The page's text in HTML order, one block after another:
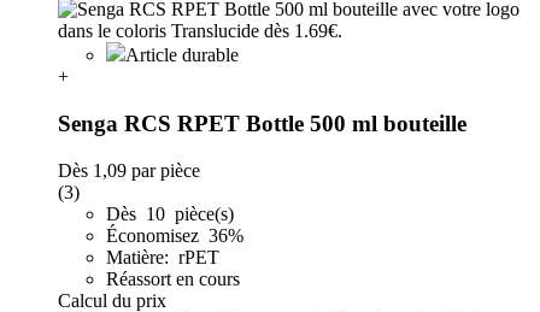
Article durable
+
Senga RCS RPET Bottle 500 ml bouteille
Dès 1,09 par pièce
(3)
Dès 10 pièce(s)
Économisez 36%
Matière: rPET
Réassort en cours
Calcul du prix